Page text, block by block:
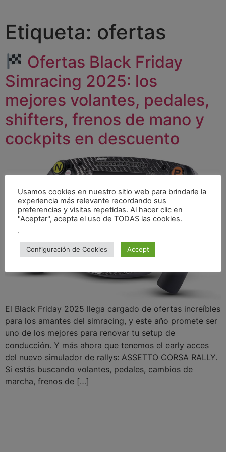
Etiqueta: ofertas
Ofertas Black Friday
Simracing 2025: los
mejores volantes, pedales,
shifters, frenos de mano y
cockpits en descuento
El Black Friday 2025 llega cargado de ofertas increíbles
para los amantes del simracing, y este año promete ser
uno de los mejores para renovar tu setup de
conducción. Y más ahora que tenemos el early acces
del nuevo simulador de rallys: ASSETTO CORSA RALLY.
Si estás buscando volantes, pedales, cambios de
marcha, frenos de […]
Usamos cookies en nuestro sitio web para brindarle la
experiencia más relevante recordando sus
preferencias y visitas repetidas. Al hacer clic en
"Aceptar", acepta el uso de TODAS las cookies.
.
Configuración de Cookies Accept